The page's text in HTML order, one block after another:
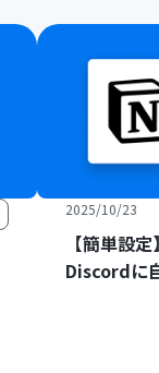
2025/10/23
【簡単設
Discordに